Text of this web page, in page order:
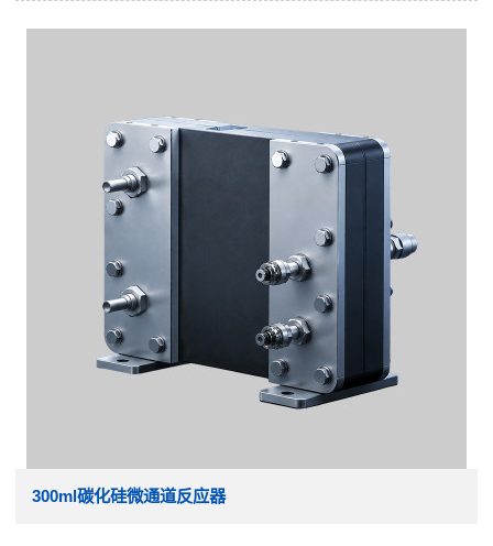
300ml碳化硅微通道反应器